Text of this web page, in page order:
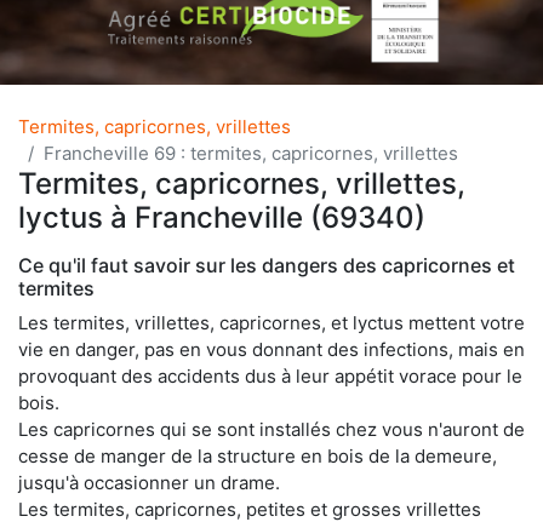
Termites, capricornes, vrillettes
Francheville 69 : termites, capricornes, vrillettes
Termites, capricornes, vrillettes,
lyctus à Francheville (69340)
Ce qu'il faut savoir sur les dangers des capricornes et
termites
Les termites, vrillettes, capricornes, et lyctus mettent votre
vie en danger, pas en vous donnant des infections, mais en
provoquant des accidents dus à leur appétit vorace pour le
bois.
Les capricornes qui se sont installés chez vous n'auront de
cesse de manger de la structure en bois de la demeure,
jusqu'à occasionner un drame.
Les termites, capricornes, petites et grosses vrillettes